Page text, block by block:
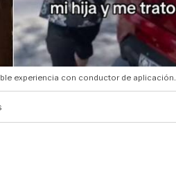
experiencia con conductor de aplicación.